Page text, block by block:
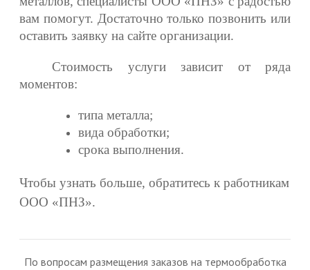
вам помогут. Достаточно только позвонить или
оставить заявку на сайте организации.
Стоимость услуги зависит от ряда
моментов:
типа металла;
вида обработки;
срока выполнения.
Чтобы узнать больше, обратитесь к работникам
ООО «ПНЗ».
По вопросам размещения заказов на термообработка